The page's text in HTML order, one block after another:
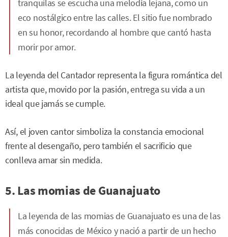
tranquilas se escucha una melodía lejana, como un
eco nostálgico entre las calles. El sitio fue nombrado
en su honor, recordando al hombre que cantó hasta
morir por amor.
La leyenda del Cantador representa la figura romántica del
artista que, movido por la pasión, entrega su vida a un
ideal que jamás se cumple.
Así, el joven cantor simboliza la constancia emocional
frente al desengaño, pero también el sacrificio que
conlleva amar sin medida.
5. Las momias de Guanajuato
La leyenda de las momias de Guanajuato es una de las
más conocidas de México y nació a partir de un hecho